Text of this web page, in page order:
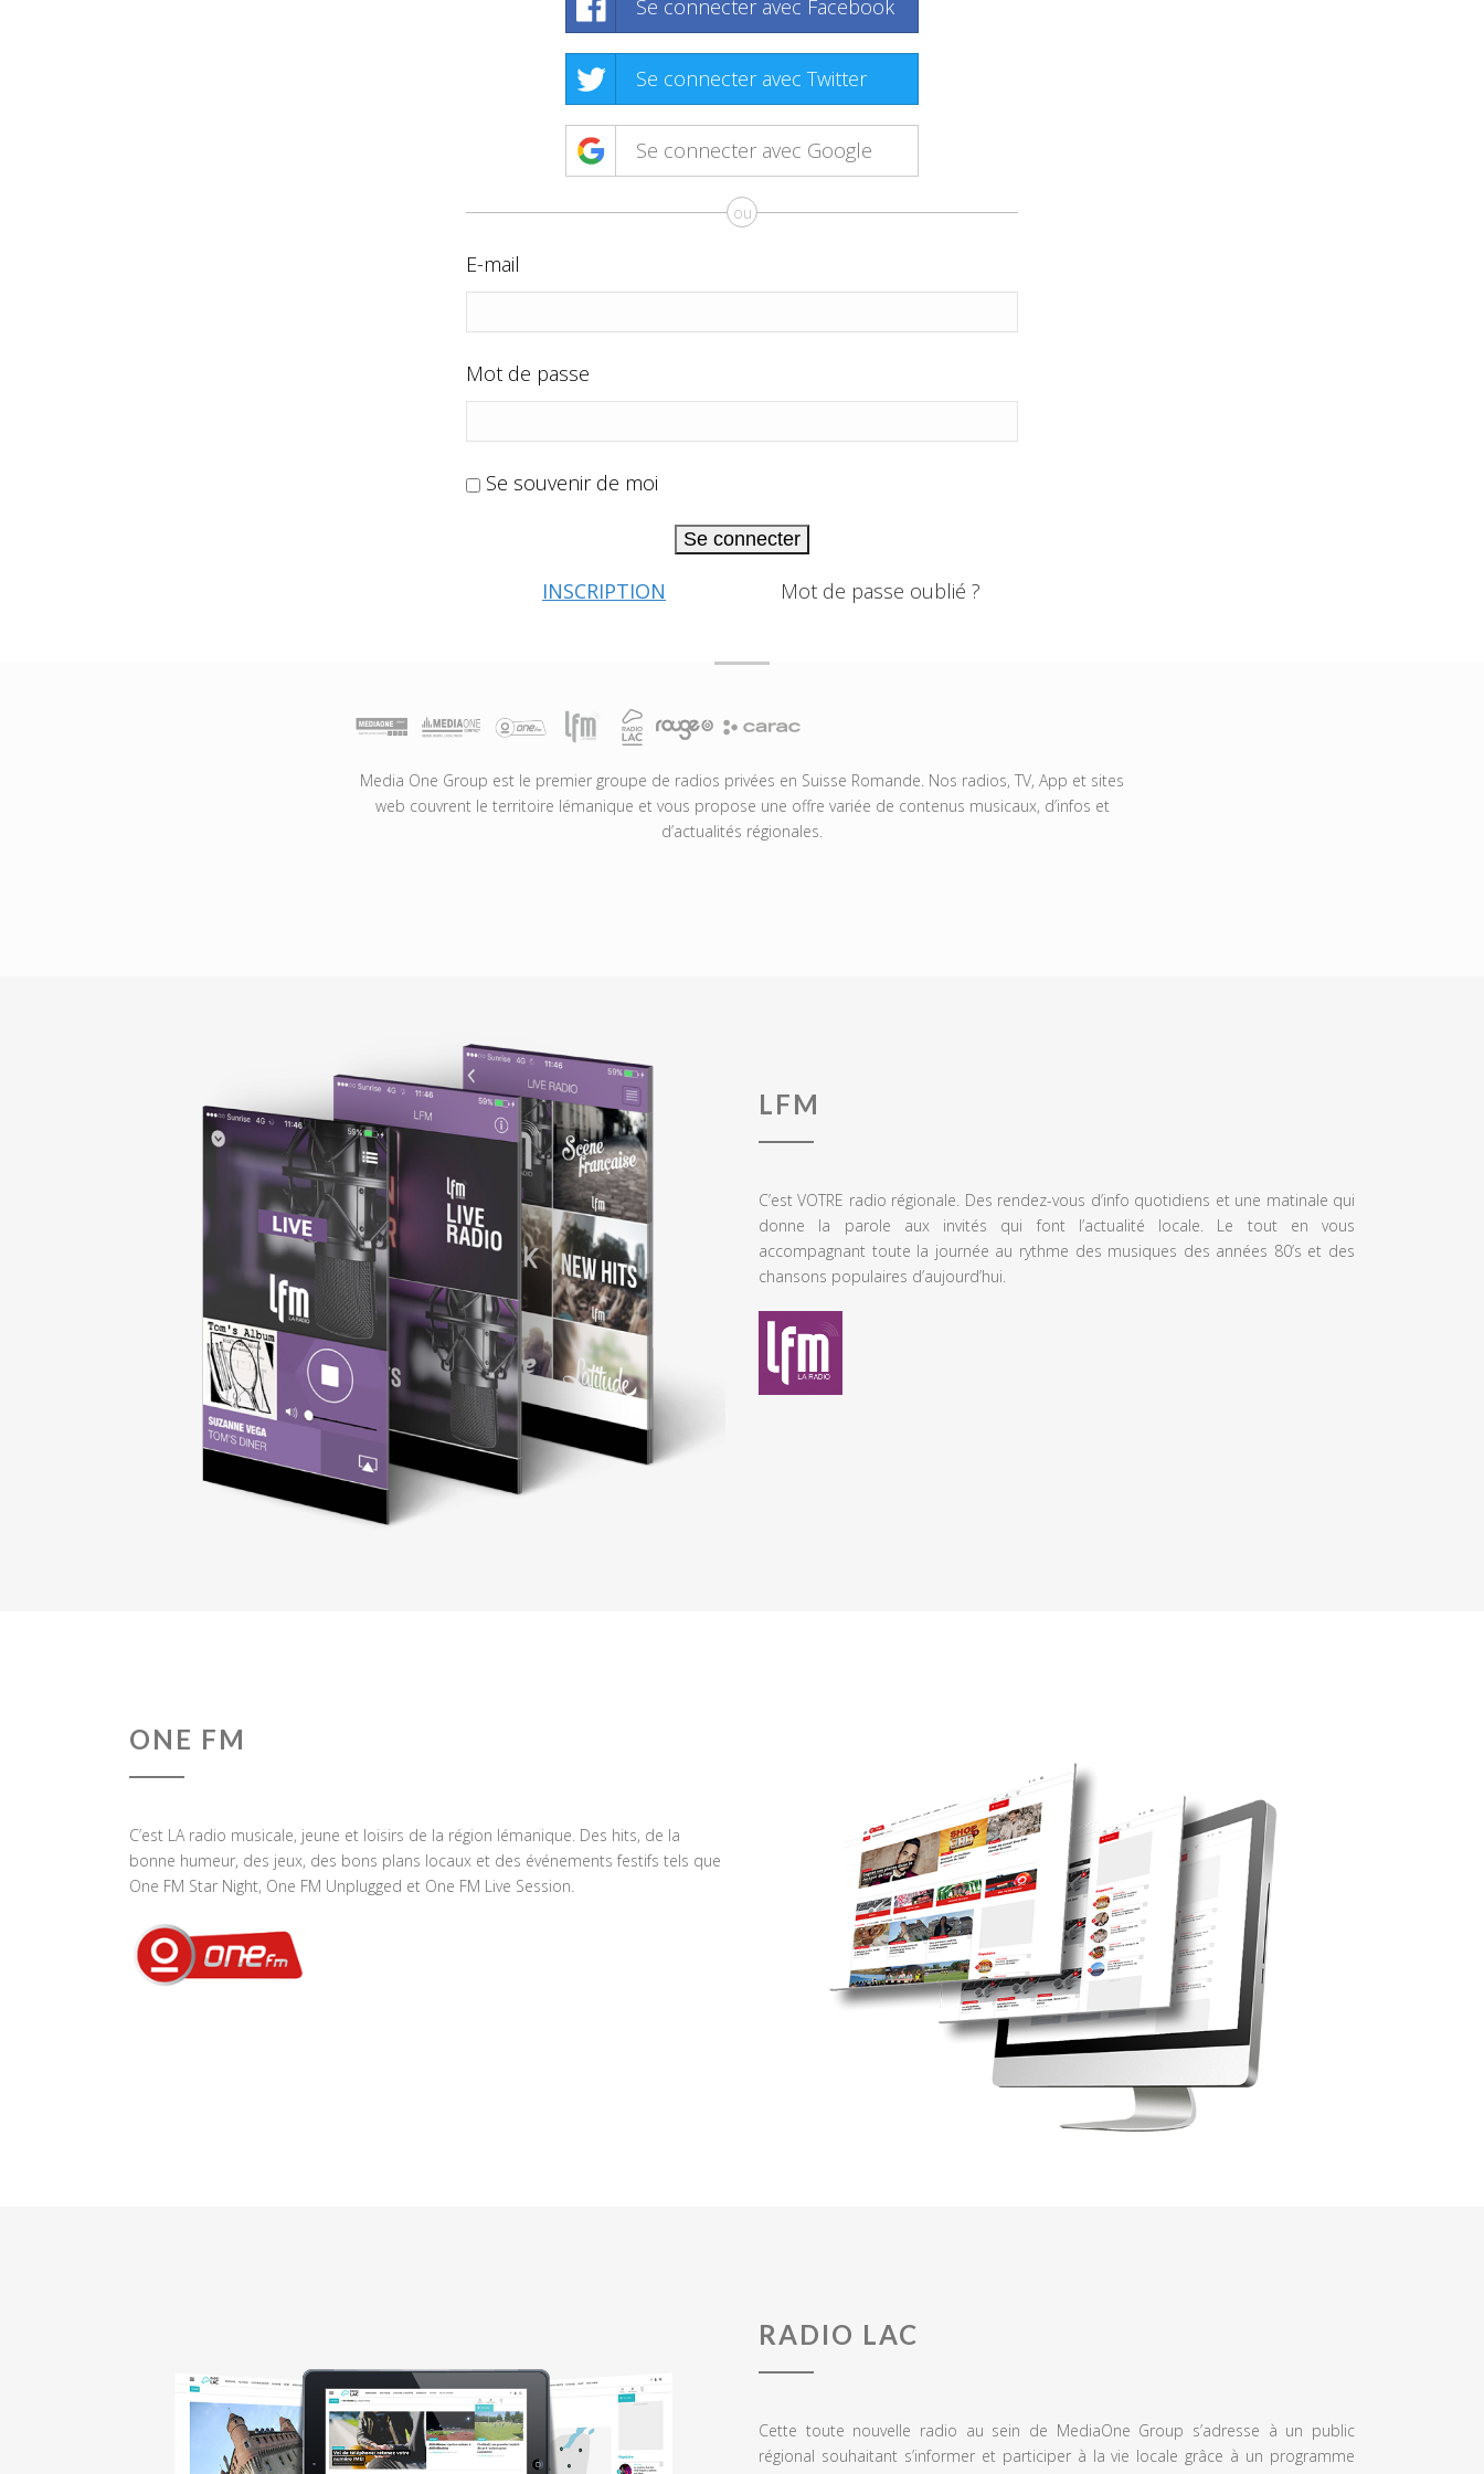
Se connecter avec Facebook
Se connecter avec Twitter
Se connecter avec Google
ou
E-mail
Mot de passe
Se souvenir de moi
Se connecter
INSCRIPTION Mot de passe oublié ?
Media One Group est le premier groupe de radios privées en Suisse Romande. Nos radios, TV, App et sites
web couvrent le territoire lémanique et vous propose une offre variée de contenus musicaux, d’infos et
d’actualités régionales.
LFM
C’est VOTRE radio régionale. Des rendez-vous d’info quotidiens et une matinale qui
donne la parole aux invités qui font l’actualité locale. Le tout en vous
accompagnant toute la journée au rythme des musiques des années 80’s et des
chansons populaires d’aujourd’hui.
ONE FM
C’est LA radio musicale, jeune et loisirs de la région lémanique. Des hits, de la
bonne humeur, des jeux, des bons plans locaux et des événements festifs tels que
One FM Star Night, One FM Unplugged et One FM Live Session.
RADIO LAC
Cette toute nouvelle radio au sein de MediaOne Group s’adresse à un public
régional souhaitant s’informer et participer à la vie locale grâce à un programme